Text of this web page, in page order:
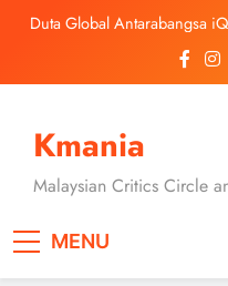
Duta Global Antarabangsa
‘Dibunuh atau Membunuh’:
Satukan Empat Negara Asia
Pembohongan dan Buruan
“Our Sticky Love”
Skechers Lancar Kolaborasi
SEUNGKWAN dan DINO
Buat Penampilan Istimewa di
September Ini
‘Dibunuh atau Membunuh’:
Satukan Empat Negara Asia
Kmania
Malaysian Critics Circle
MENU